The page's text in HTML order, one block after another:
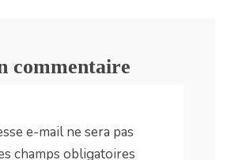
commentaire
e-mail ne sera pas
champs obligatoires